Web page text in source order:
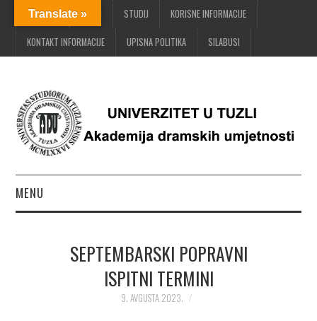
POČETNA O ADU STUDIJ KORISNE INFORMACIJE
KONTAKT INFORMACIJE UPISNA POLITIKA SILABUSI
MENU
SEPTEMBARSKI POPRAVNI
ISPITNI TERMINI
9. AVGUSTA 2023.
Translate »